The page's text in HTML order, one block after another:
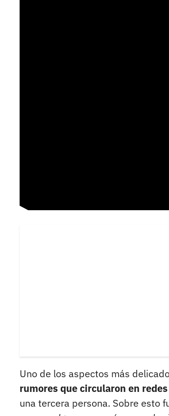
Uno de los aspectos más
rumores que circularon en
una tercera persona. Sobre esto